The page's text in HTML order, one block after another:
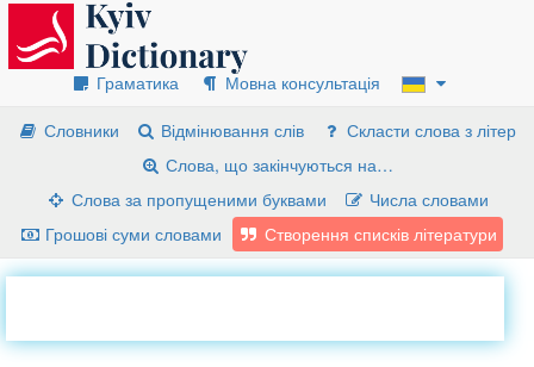
Граматика
Мовна консультація
Словники
Відмінювання слів
Скласти слова з літер
Слова, що закінчуються на…
Слова за пропущеними буквами
Числа словами
Грошові суми словами
Створення списків літератури